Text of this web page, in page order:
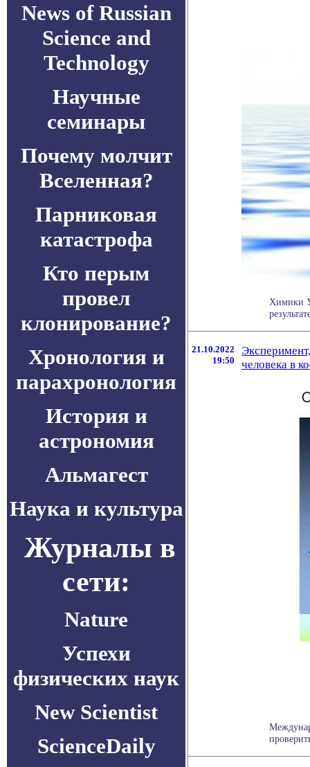
News of Russian
Science and
Technology
Научные
семинары
Почему молчит
Вселенная?
Парниковая
катастрофа
Кто перым
провел
клонирование?
Хронология и
парахронология
История и
астрономия
Альмагест
Наука и культура
Журналы в
сети:
Nature
Успехи
физических наук
New Scientist
ScienceDaily
Химики
21.10.2022
19:50
человека в